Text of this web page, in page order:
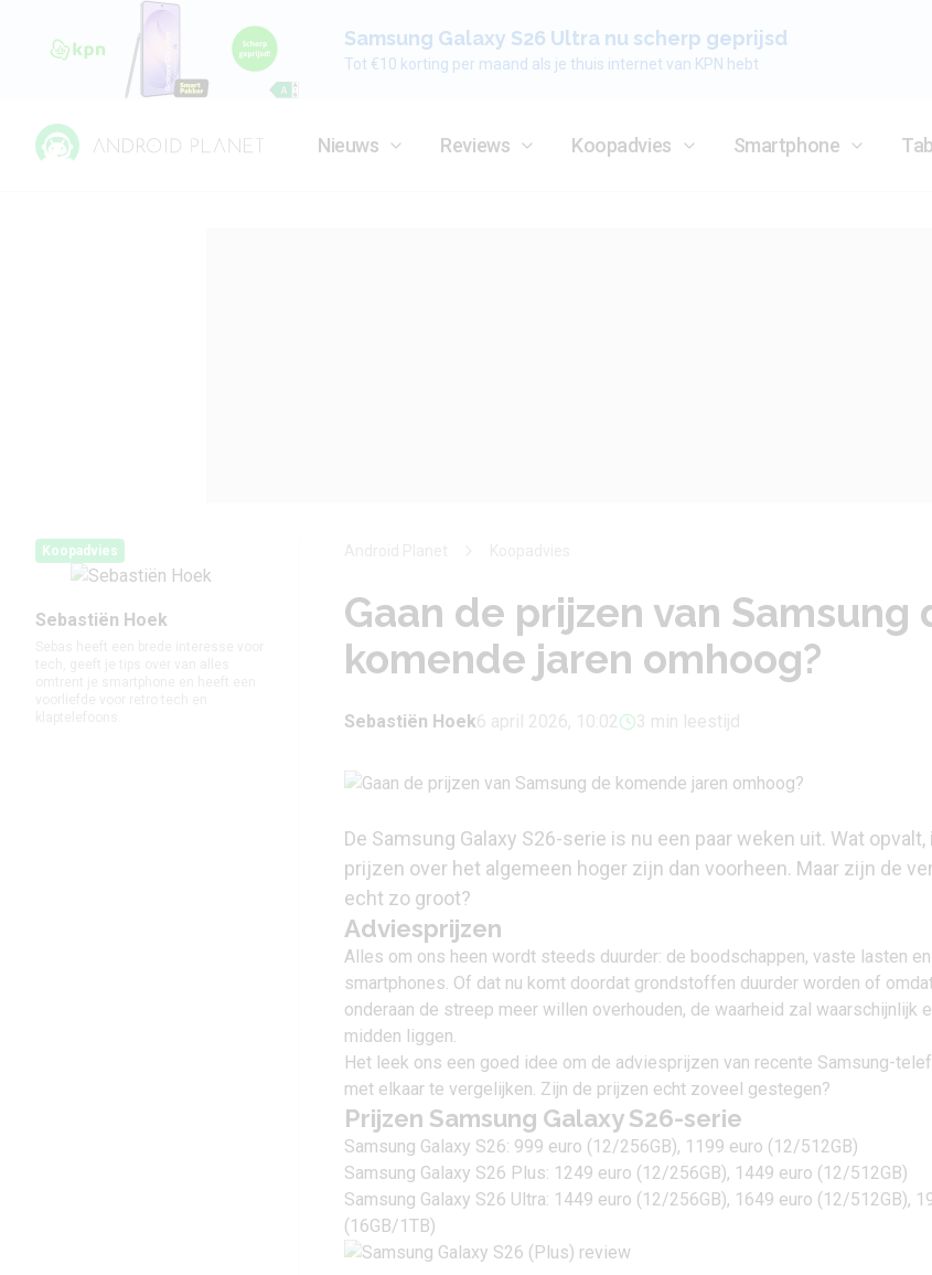
Samsung Galaxy S26 Ultra nu scherp geprijsd
Tot €10 korting per maand als je thuis internet van KPN hebt
Nieuws Reviews Koopadvies Smartphone
Koopadvies
Sebastiën Hoek
Gaan de prijzen van Samsung
komende jaren omhoog?
Sebastiën Hoek6 april 2026, 10:02 3 min leestijd
De Samsung Galaxy S26-serie is nu een paar weken uit. Wat opvalt,
prijzen over het algemeen hoger zijn dan voorheen. Maar zijn de
echt zo groot?
Adviesprijzen
Alles om ons heen wordt steeds duurder: de boodschappen, vaste lasten
smartphones. Of dat nu komt doordat grondstoffen duurder worden of
onderaan de streep meer willen overhouden, de waarheid zal waarschijnlijk
midden liggen.
Het leek ons een goed idee om de adviesprijzen van recente Samsung-
met elkaar te vergelijken. Zijn de prijzen echt zoveel gestegen?
Prijzen Samsung Galaxy S26-serie
Samsung Galaxy S26: 999 euro (12/256GB), 1199 euro (12/512GB)
Samsung Galaxy S26 Plus: 1249 euro (12/256GB), 1449 euro (12/512GB)
Samsung Galaxy S26 Ultra: 1449 euro (12/256GB), 1649 euro (12/512GB),
(16GB/1TB)